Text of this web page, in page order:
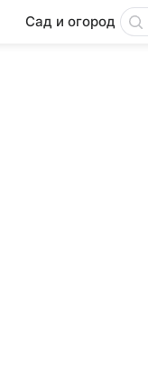
Сад и огород